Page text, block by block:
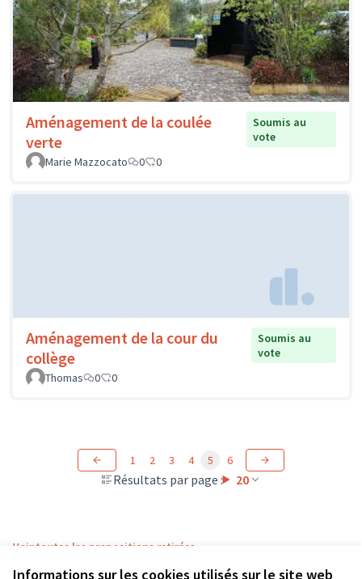
Informations sur les cookies utilisés sur le site web
Aménagement de la coulée
verte
Soumis au
vote
Marie Mazzocato
0 0
Aménagement de la cour du
collège
Soumis au
vote
Thomas
0 0
Résultats par page : 20
1 2 3 4 5 6
Voir toutes les propositions retirées